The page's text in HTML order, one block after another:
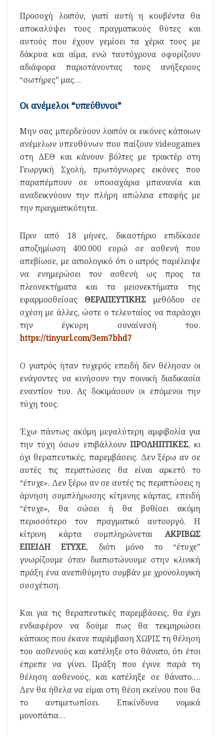
Προσοχή λοιπόν, γιατί αυτή η κουβέντα θα
αποκαλύψει τους πραγματικούς θύτες και
αυτούς που έχουν γεμίσει τα χέρια τους με
δάκρυα και αίμα, ενώ ταυτόχρονα σφυρίζουν
αδιάφορα παριστάνοντας τους ανήξερους
“σωτήρες” μας…
Οι ανέμελοι “υπεύθυνοι”
Μην σας μπερδεύουν λοιπόν οι εικόνες κάποιων
ανέμελων υπευθύνων που παίζουν videogames
στη ΔΕΘ και κάνουν βόλτες με τρακτέρ στη
Γεωργική Σχολή, πρωτόγνωρες εικόνες που
παραπέμπουν σε υποσαχάρια μπανανία και
αναδεικνύουν την πλήρη απώλεια επαφής με
την πραγματικότητα.
Πριν από 18 μήνες, δικαστήριο επιδίκασε
αποζημίωση 400.000 ευρώ σε ασθενή που
απεβίωσε, με αιτιολογικό ότι ο ιατρός παρέλειψε
να ενημερώσει τον ασθενή ως προς τα
πλεονεκτήματα και τα μειονεκτήματα της
εφαρμοσθείσας ΘΕΡΑΠΕΥΤΙΚΗΣ μεθόδου σε
σχέση με άλλες, ώστε ο τελευταίος να παράσχει
την έγκυρη συναίνεσή του.
https://tinyurl.com/3em7bhd7
Ο γιατρός ήταν τυχερός επειδή δεν θέλησαν οι
ενάγοντες να κινήσουν την ποινική διαδικασία
εναντίον του. Ας δοκιμάσουν οι επόμενοι την
τύχη τους.
Έχω πάντως ακόμη μεγαλύτερη αμφιβολία για
την τύχη όσων επιβάλλουν ΠΡΟΛΗΠΤΙΚΕΣ, κι
όχι θεραπευτικές, παρεμβάσεις. Δεν ξέρω αν σε
αυτές τις περιπτώσεις θα είναι αρκετό το
“έτυχε». Δεν ξέρω αν σε αυτές τις περιπτώσεις η
άρνηση συμπλήρωσης κίτρινης κάρτας, επειδή
“έτυχε», θα σώσει ή θα βυθίσει ακόμη
περισσότερο τον πραγματικό αυτουργό. Η
κίτρινη κάρτα συμπληρώνεται ΑΚΡΙΒΩΣ
ΕΠΕΙΔΗ ΕΤΥΧΕ, διότι μόνο το “έτυχε”
γνωρίζουμε όταν διαπιστώνουμε στην κλινική
πράξη ένα ανεπιθύμητο συμβάν με χρονολογική
συσχέτιση.
Και για τις θεραπευτικές παρεμβάσεις, θα έχει
ενδιαφέρον να δούμε πως θα τεκμηριώσει
κάποιος που έκανε παρέμβαση ΧΩΡΙΣ τη θέληση
του ασθενούς και κατέληξε στο θάνατο, ότι έτσι
έπρεπε να γίνει. Πράξη που έγινε παρά τη
θέληση ασθενούς, και κατέληξε σε θάνατο….
Δεν θα ήθελα να είμαι στη θέση εκείνου που θα
το αντιμετωπίσει. Επικίνδυνα νομικά
μονοπάτια…